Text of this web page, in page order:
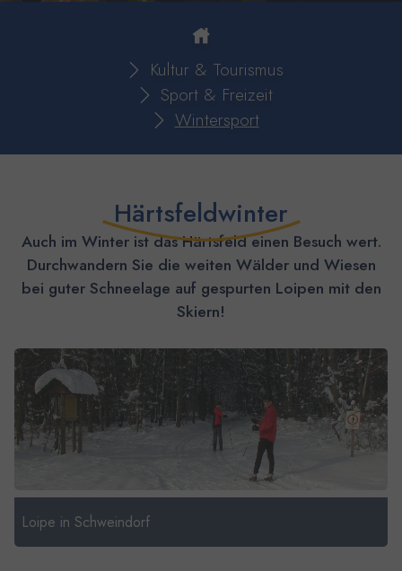
Kultur & Tourismus
Sport & Freizeit
Wintersport
Härtsfeldwinter
Auch im Winter ist das Härtsfeld einen Besuch wert.
Durchwandern Sie die weiten Wälder und Wiesen
bei guter Schneelage auf gespurten Loipen mit den
Skiern!
Show larger version for:
Loipe in Schweindorf